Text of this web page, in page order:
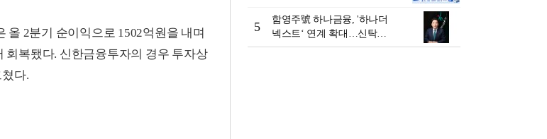
올 2분기 순이익으로 1502억원을 내며
회복됐다. 신한금융투자의 경우 투자상
다.
5
함영주號 하나금융, '하나더
넥스트‘ 연계 확대…신탁수
수료 2배 증가 효과 [금융 시